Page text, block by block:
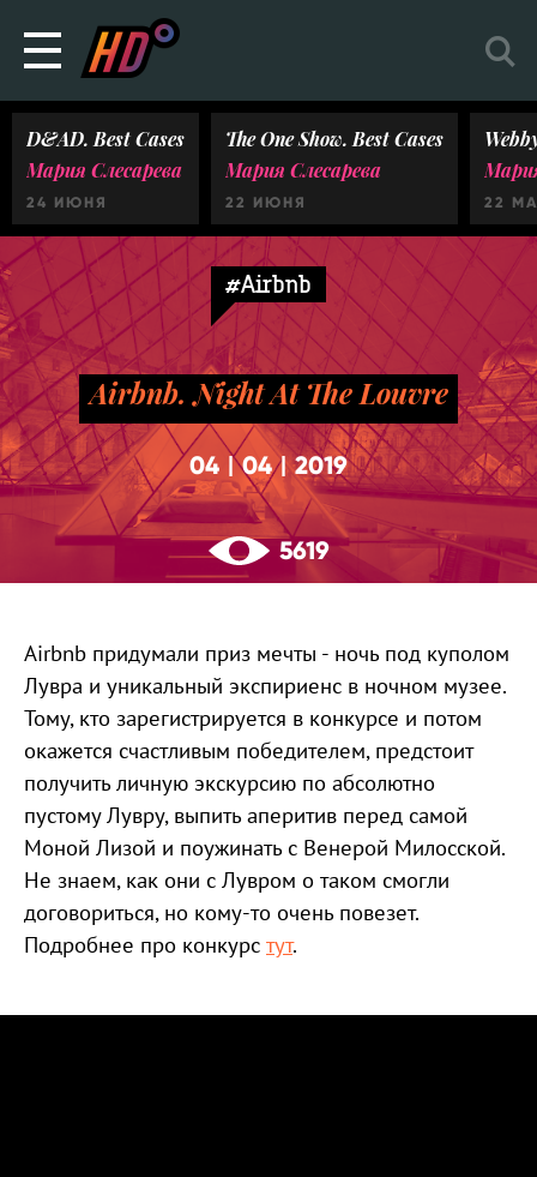
D&AD. Best Cases
Мария Слесарева
24 ИЮНЯ
The One Show. Best Cases
Мария Слесарева
22 ИЮНЯ 22
#Airbnb
Airbnb. Night At The Louvre
04 |04|2019
5619
Airbnb придумали приз мечты - ночь под куполом
Лувра и уникальный экспириенс в ночном музее.
Тому, кто зарегистрируется в конкурсе и потом
окажется счастливым победителем, предстоит
получить личную экскурсию по абсолютно
пустому Лувру, выпить аперитив перед самой
Моной Лизой и поужинать с Венерой Милосской.
Не знаем, как они с Лувром о таком смогли
договориться, но кому-то очень повезет.
Подробнее про конкурс тут.